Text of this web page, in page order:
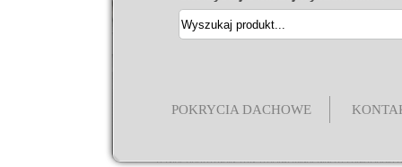
POKRYCIA DACHOWE